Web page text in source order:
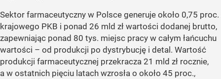
Sektor farmaceutyczny w Polsce generuje około 0,75 proc.
krajowego PKB i ponad 26 mld zł wartości dodanej brutto,
zapewniając ponad 80 tys. miejsc pracy w całym łańcuchu
wartości – od produkcji po dystrybucję i detal. Wartość
produkcji farmaceutycznej przekracza 21 mld zł rocznie,
a w ostatnich pięciu latach wzrosła o około 45 proc.,